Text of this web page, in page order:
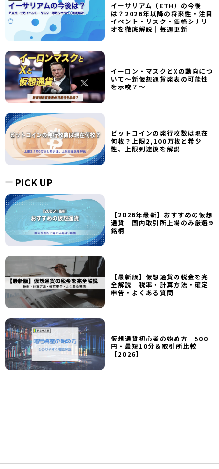
イーサリアム（ETH）の今後
は？2026年以降の将来性・注目
イベント・リスク・価格シナリ
オを徹底解説｜毎週更新
イーロン・マスクとXの動向につ
いて～新仮想通貨発表の可能性
を示唆？～
ビットコインの発行枚数は現在
何枚？上限2,100万枚と希少
性、上限到達後を解説
PICK UP
【2026年最新】おすすめの仮想
通貨｜国内取引所上場のみ厳選9
銘柄
【最新版】仮想通貨の税金を完
全解説｜税率・計算方法・確定
申告・よくある質問
仮想通貨初心者の始め方｜500
円・最短10分＆取引所比較
【2026】